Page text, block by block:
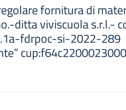
fornitura di
ditta viviscuola s.r.l.-
fdrpoc-si-2022-289